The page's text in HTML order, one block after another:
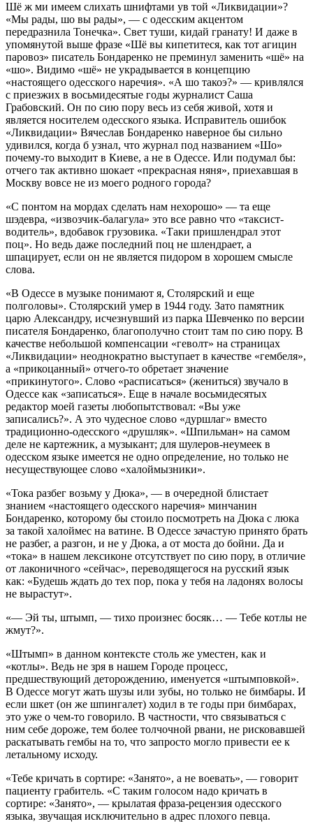
Шё ж ми имеем слихать шнифтами ув той «Ликвидации»?
«Мы рады, шо вы рады», — с одесским акцентом
передразнила Тонечка». Свет туши, кидай гранату! И даже в
упомянутой выше фразе «Шё вы кипетитеся, как тот агицин
паровоз» писатель Бондаренко не преминул заменить «шё» на
«шо». Видимо «шё» не украдывается в концепцию
«настоящего одесского наречия». «А шо такоэ?» — кривлялся
с приезжих в восьмидесятые годы журналист Саша
Грабовский. Он по сию пору весь из себя живой, хотя и
является носителем одесского языка. Исправитель ошибок
«Ликвидации» Вячеслав Бондаренко наверное бы сильно
удивился, когда б узнал, что журнал под названием «Шо»
почему-то выходит в Киеве, а не в Одессе. Или подумал бы:
отчего так активно шокает «прекрасная няня», приехавшая в
Москву вовсе не из моего родного города?
«С понтом на мордах сделать нам нехорошо» — та еще
шэдевра, «извозчик-балагула» это все равно что «таксист-
водитель», вдобавок грузовика. «Таки пришлендрал этот
поц». Но ведь даже последний поц не шлендрает, а
шпацирует, если он не является пидором в хорошем смысле
слова.
«В Одессе в музыке понимают я, Столярский и еще
полголовы». Столярский умер в 1944 году. Зато памятник
царю Александру, исчезнувший из парка Шевченко по версии
писателя Бондаренко, благополучно стоит там по сию пору. В
качестве небольшой компенсации «геволт» на страницах
«Ликвидации» неоднократно выступает в качестве «гембеля»,
а «прикоцанный» отчего-то обретает значение
«прикинутого». Слово «расписаться» (жениться) звучало в
Одессе как «записаться». Еще в начале восьмидесятых
редактор моей газеты любопытствовал: «Вы уже
записались?». А это чудесное слово «дуршлаг» вместо
традиционно-одесского «друшляк». «Шпильман» на самом
деле не картежник, а музыкант; для шулеров-неумеек в
одесском языке имеется не одно определение, но только не
несуществующее слово «халоймызники».
«Тока разбег возьму у Дюка», — в очередной блистает
знанием «настоящего одесского наречия» минчанин
Бондаренко, которому бы стоило посмотреть на Дюка с люка
за такой халоймес на ватине. В Одессе зачастую принято брать
не разбег, а разгон, и не у Дюка, а от моста до бойни. Да и
«тока» в нашем лексиконе отсутствует по сию пору, в отличие
от лаконичного «сейчас», переводящегося на русский язык
как: «Будешь ждать до тех пор, пока у тебя на ладонях волосы
не вырастут».
«— Эй ты, штымп, — тихо произнес босяк… — Тебе котлы не
жмут?».
«Штымп» в данном контексте столь же уместен, как и
«котлы». Ведь не зря в нашем Городе процесс,
предшествующий деторождению, именуется «штымповкой».
В Одессе могут жать шузы или зубы, но только не бимбары. И
если шкет (он же шпингалет) ходил в те годы при бимбарах,
это уже о чем-то говорило. В частности, что связываться с
ним себе дороже, тем более толчочной рвани, не рисковавшей
раскатывать гембы на то, что запросто могло привести ее к
летальному исходу.
«Тебе кричать в сортире: «Занято», а не воевать», — говорит
пациенту грабитель. «С таким голосом надо кричать в
сортире: «Занято», — крылатая фраза-рецензия одесского
языка, звучащая исключительно в адрес плохого певца.